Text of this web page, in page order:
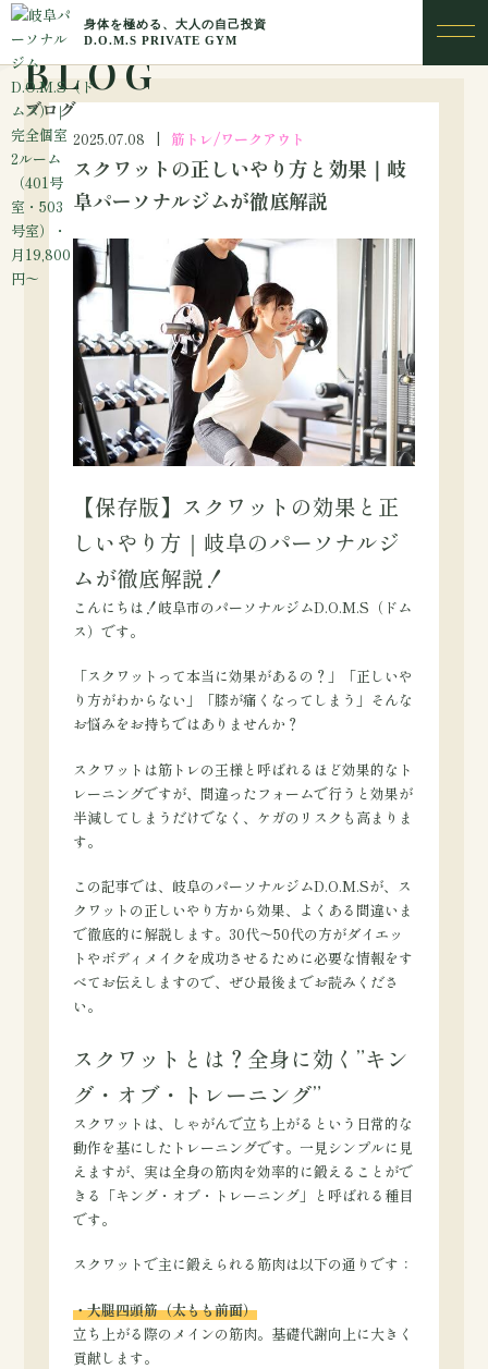
BLOG
ブログ
2025.07.08 筋トレ/ワークアウト
スクワットの正しいやり方と効果｜岐
阜パーソナルジムが徹底解説
【保存版】スクワットの効果と正
しいやり方｜岐阜のパーソナルジ
ムが徹底解説！
こんにちは！岐阜市のパーソナルジムD.O.M.S（ドム
ス）です。
「スクワットって本当に効果があるの？」「正しいや
り方がわからない」「膝が痛くなってしまう」そんな
お悩みをお持ちではありませんか？
スクワットは筋トレの王様と呼ばれるほど効果的なト
レーニングですが、間違ったフォームで行うと効果が
半減してしまうだけでなく、ケガのリスクも高まりま
す。
この記事では、岐阜のパーソナルジムD.O.M.Sが、ス
クワットの正しいやり方から効果、よくある間違いま
で徹底的に解説します。30代〜50代の方がダイエッ
トやボディメイクを成功させるために必要な情報をす
べてお伝えしますので、ぜひ最後までお読みくださ
い。
スクワットとは？全身に効く”キン
グ・オブ・トレーニング”
スクワットは、しゃがんで立ち上がるという日常的な
動作を基にしたトレーニングです。一見シンプルに見
えますが、実は全身の筋肉を効率的に鍛えることがで
きる「キング・オブ・トレーニング」と呼ばれる種目
です。
スクワットで主に鍛えられる筋肉は以下の通りです：
・大腿四頭筋（太もも前面）
立ち上がる際のメインの筋肉。基礎代謝向上に大きく
貢献します。